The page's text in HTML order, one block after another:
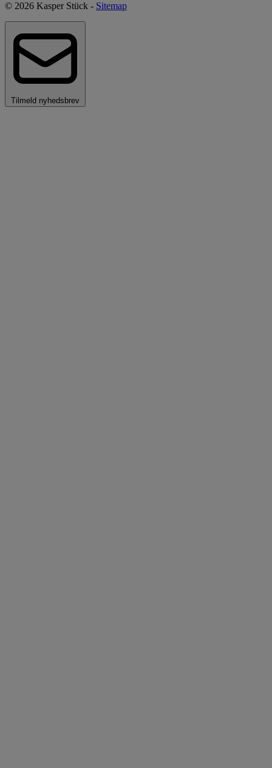
© 2026 Kasper Stück - Sitemap
Tilmeld nyhedsbrev